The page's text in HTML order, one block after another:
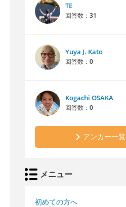
TE
回答数： 31
Yuya J. Kato
回答数： 0
Kogachi OSAKA
回答数： 0
アンカー一覧
メニュー
初めての方へ